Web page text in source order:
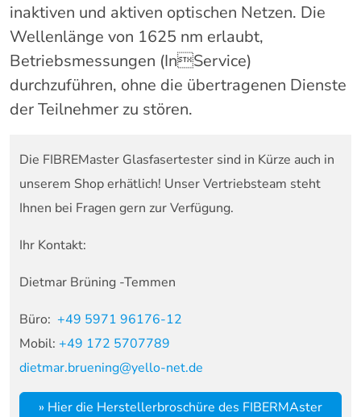
inaktiven und aktiven optischen Netzen. Die
Wellenlänge von 1625 nm erlaubt,
Betriebsmessungen (InService)
durchzuführen, ohne die übertragenen Dienste
der Teilnehmer zu stören.
Die FIBREMaster Glasfasertester sind in Kürze auch in
unserem Shop erhätlich! Unser Vertriebsteam steht
Ihnen bei Fragen gern zur Verfügung.
Ihr Kontakt:
Dietmar Brüning -Temmen
Büro: +49 5971 96176-12
Mobil: +49 172 5707789
dietmar.bruening@yello-net.de
» Hier die Herstellerbroschüre des FIBERMAster